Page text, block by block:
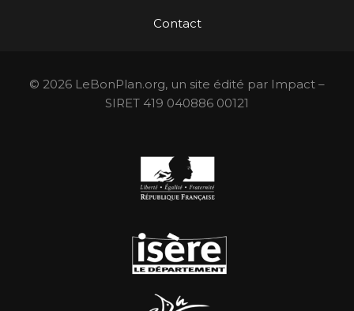
Contact
© 2026 LeBonPlan.org, un site édité par Impact –
SIRET 419 040886 00121